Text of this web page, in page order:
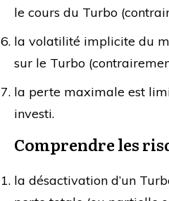
le cours du Turbo
la volatilité implicite du
sur le Turbo
la perte maximale est
investi.
Comprendre les
la désactivation d’un